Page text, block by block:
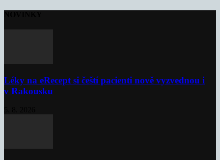
Léky na eRecept si čeští pacienti nově vyzvednou i
v Rakousku